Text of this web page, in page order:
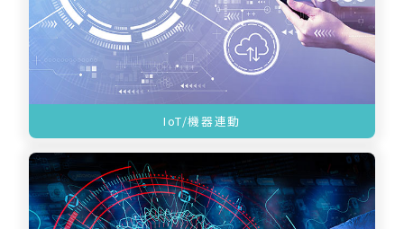
IoT/機器連動